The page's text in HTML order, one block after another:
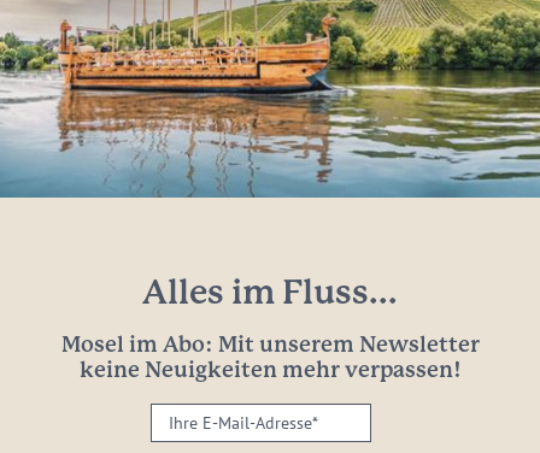
Alles im Fluss...
Mosel im Abo: Mit unserem Newsletter
keine Neuigkeiten mehr verpassen!
Ihre
E-